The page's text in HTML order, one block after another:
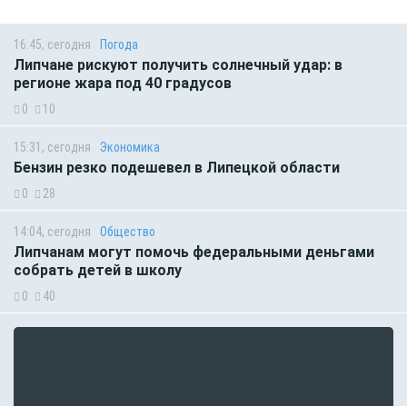
16:45, сегодня Погода
Липчане рискуют получить солнечный удар: в
регионе жара под 40 градусов
0 10
15:31, сегодня Экономика
Бензин резко подешевел в Липецкой области
0 28
14:04, сегодня Общество
Липчанам могут помочь федеральными деньгами
собрать детей в школу
0 40